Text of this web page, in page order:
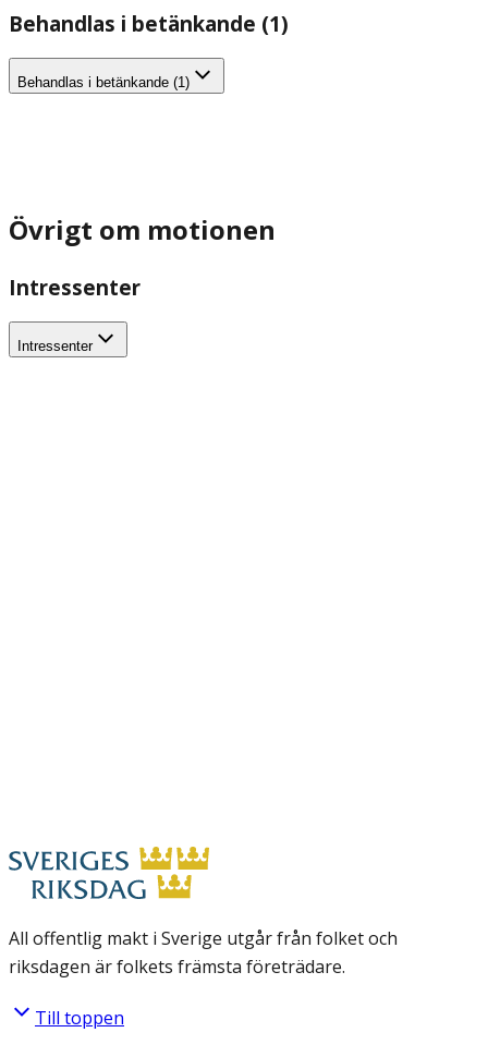
Behandlas i betänkande (1)
Behandlas i betänkande (1)
Övrigt om motionen
Intressenter
Intressenter
All offentlig makt i Sverige utgår från folket och
riksdagen är folkets främsta företrädare.
Till toppen